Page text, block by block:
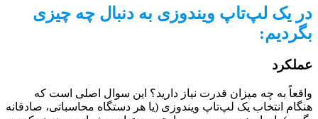
در یک لپ‌تاپ ویندوزی به دنبال چه چیزی
بگردیم:
عملکرد
واقعاً به چه میزان قدرت نیاز دارید؟ این سوال اصلی است که
هنگام انتخاب یک لپ‌تاپ ویندوزی (یا هر دستگاه محاسباتی، صادقانه